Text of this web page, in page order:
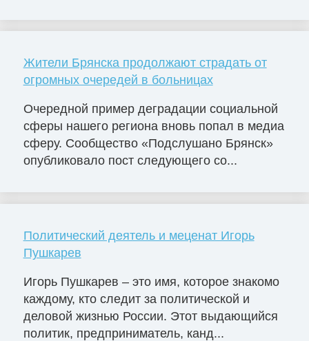
Жители Брянска продолжают страдать от
огромных очередей в больницах
Очередной пример деградации социальной
сферы нашего региона вновь попал в медиа
сферу. Сообщество «Подслушано Брянск»
опубликовало пост следующего со...
Политический деятель и меценат Игорь
Пушкарев
Игорь Пушкарев – это имя, которое знакомо
каждому, кто следит за политической и
деловой жизнью России. Этот выдающийся
политик, предприниматель, канд...